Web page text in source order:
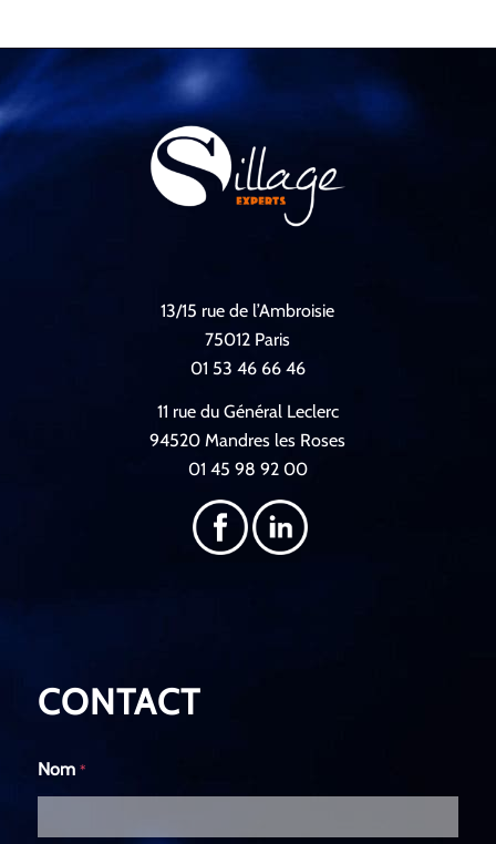
13/15 rue de l’Ambroisie
75012 Paris
01 53 46 66 46
11 rue du Général Leclerc
94520 Mandres les Roses
01 45 98 92 00
CONTACT
Nom *